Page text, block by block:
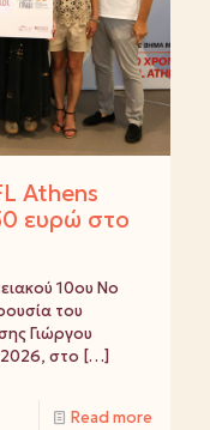
Athens
ευρώ στο
10ου No
του
Γιώργου
2026, στο […]
Read more